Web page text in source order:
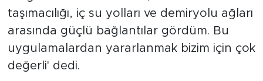
taşımacılığı, iç su yolları ve demiryolu ağları
arasında güçlü bağlantılar gördüm. Bu
uygulamalardan yararlanmak bizim için çok
değerli' dedi.